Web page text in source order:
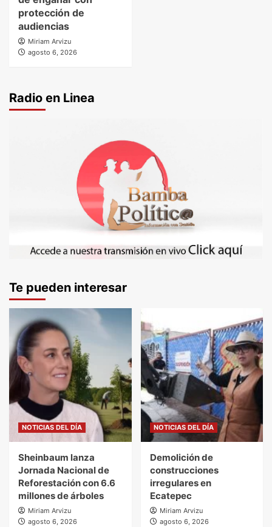
protección de
audiencias
Miriam Arvizu
agosto 6, 2026
Radio en Linea
Te pueden interesar
NOTICIAS DEL DÍA
Sheinbaum lanza
Jornada Nacional de
Reforestación con 6.6
millones de árboles
Miriam Arvizu
agosto 6, 2026
NOTICIAS DEL DÍA
Demolición de
construcciones
irregulares en
Ecatepec
Miriam Arvizu
agosto 6, 2026